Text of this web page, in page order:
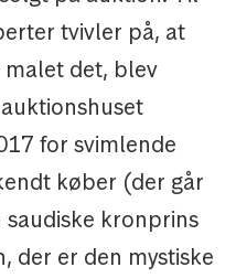
tvivler på, at
malet det, blev
for svimlende
køber (der går
kronprins
der er den mystiske